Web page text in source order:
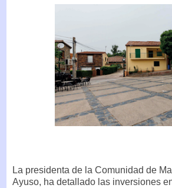
La presidenta de la Comunidad de
Ayuso, ha detallado las inversiones